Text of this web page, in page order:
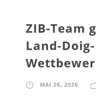
ZIB-Team
Land-
MAI 26, 2026